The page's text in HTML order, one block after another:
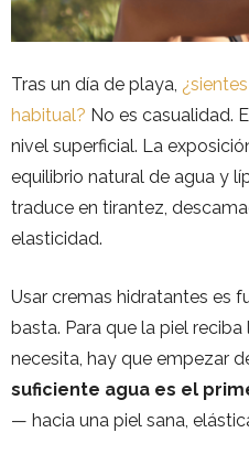
Tras un día de playa,
habitual? No es casualidad.
nivel superficial. La
equilibrio natural de agua y
traduce en tirantez,
elasticidad.
Usar cremas hidratantes es
basta. Para que la piel
necesita, hay que empezar
suficiente agua es el
— hacia una piel sana,